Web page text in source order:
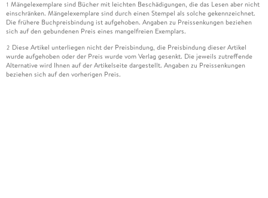
1 Mängelexemplare sind Bücher mit leichten Beschädigungen, die das Lesen aber nicht
einschränken. Mängelexemplare sind durch einen Stempel als solche gekennzeichnet.
Die frühere Buchpreisbindung ist aufgehoben. Angaben zu Preissenkungen beziehen
sich auf den gebundenen Preis eines mangelfreien Exemplars.
2 Diese Artikel unterliegen nicht der Preisbindung, die Preisbindung dieser Artikel
wurde aufgehoben oder der Preis wurde vom Verlag gesenkt. Die jeweils zutreffende
Alternative wird Ihnen auf der Artikelseite dargestellt. Angaben zu Preissenkungen
beziehen sich auf den vorherigen Preis.